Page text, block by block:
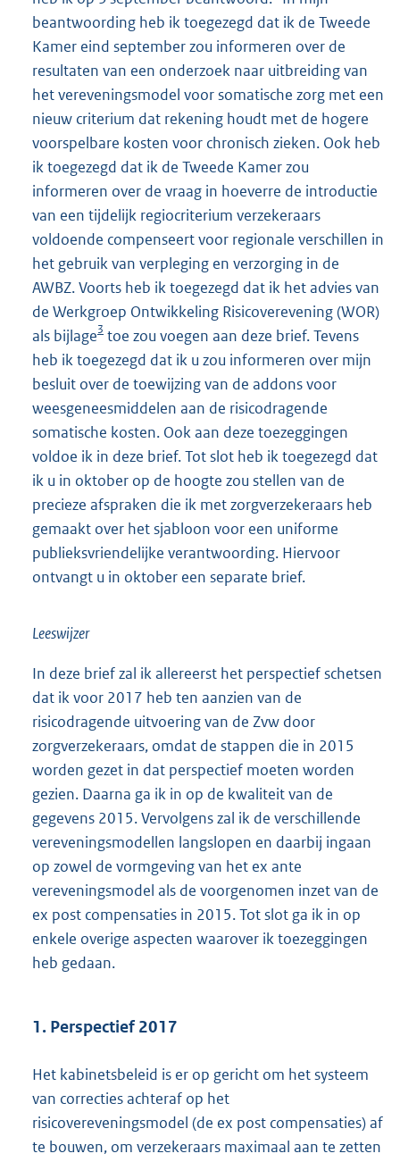
beantwoording heb ik toegezegd dat ik de Tweede
Kamer eind september zou informeren over de
resultaten van een onderzoek naar uitbreiding van
het vereveningsmodel voor somatische zorg met een
nieuw criterium dat rekening houdt met de hogere
voorspelbare kosten voor chronisch zieken. Ook heb
ik toegezegd dat ik de Tweede Kamer zou
informeren over de vraag in hoeverre de introductie
van een tijdelijk regiocriterium verzekeraars
voldoende compenseert voor regionale verschillen in
het gebruik van verpleging en verzorging in de
AWBZ. Voorts heb ik toegezegd dat ik het advies van
de Werkgroep Ontwikkeling Risicoverevening (WOR)
als bijlage3 toe zou voegen aan deze brief. Tevens
heb ik toegezegd dat ik u zou informeren over mijn
besluit over de toewijzing van de addons voor
weesgeneesmiddelen aan de risicodragende
somatische kosten. Ook aan deze toezeggingen
voldoe ik in deze brief. Tot slot heb ik toegezegd dat
ik u in oktober op de hoogte zou stellen van de
precieze afspraken die ik met zorgverzekeraars heb
gemaakt over het sjabloon voor een uniforme
publieksvriendelijke verantwoording. Hiervoor
ontvangt u in oktober een separate brief.
Leeswijzer
In deze brief zal ik allereerst het perspectief schetsen
dat ik voor 2017 heb ten aanzien van de
risicodragende uitvoering van de Zvw door
zorgverzekeraars, omdat de stappen die in 2015
worden gezet in dat perspectief moeten worden
gezien. Daarna ga ik in op de kwaliteit van de
gegevens 2015. Vervolgens zal ik de verschillende
vereveningsmodellen langslopen en daarbij ingaan
op zowel de vormgeving van het ex ante
vereveningsmodel als de voorgenomen inzet van de
ex post compensaties in 2015. Tot slot ga ik in op
enkele overige aspecten waarover ik toezeggingen
heb gedaan.
1. Perspectief 2017
Het kabinetsbeleid is er op gericht om het systeem
van correcties achteraf op het
risicovereveningsmodel (de ex post compensaties) af
te bouwen, om verzekeraars maximaal aan te zetten